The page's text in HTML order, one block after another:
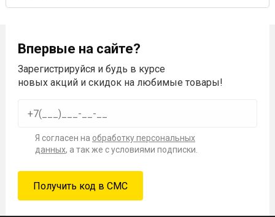
Впервые на сайте?
Зарегистрируйся и будь в курсе
новых акций и скидок на любимые товары!
Я согласен на обработку персональных
данных, а так же с условиями подписки.